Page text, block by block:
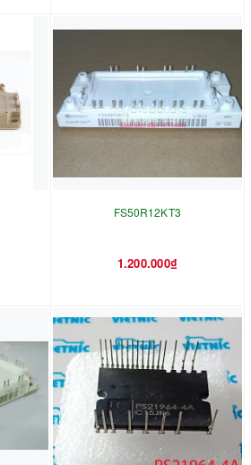
FS50R12KT3
1.200.000₫